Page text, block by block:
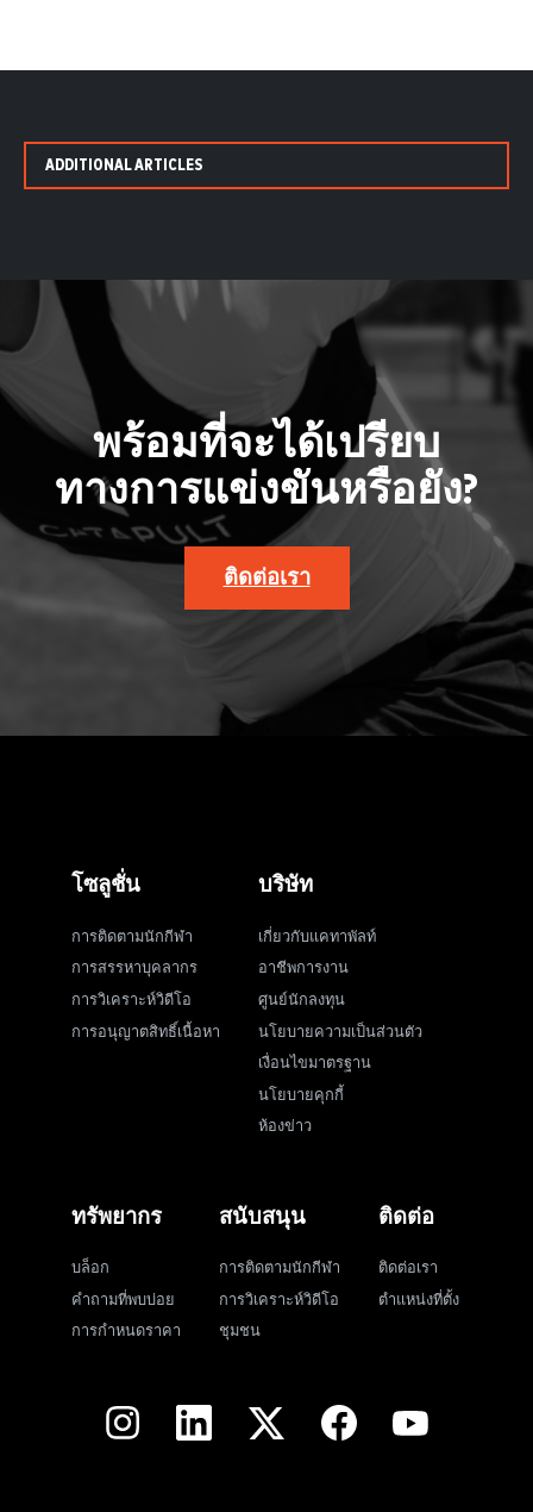
ADDITIONAL ARTICLES
พร้อมที่จะได้เปรียบ
ทางการแข่งขันหรือยัง?
ติดต่อเรา
โซลูชั่น
การติดตามนักกีฬา
การสรรหาบุคลากร
การวิเคราะห์วิดีโอ
การอนุญาตสิทธิ์เนื้อหา
บริษัท
เกี่ยวกับแคทาพัลท์
อาชีพการงาน
ศูนย์นักลงทุน
นโยบายความเป็นส่วนตัว
เงื่อนไขมาตรฐาน
นโยบายคุกกี้
ห้องข่าว
ทรัพยากร
บล็อก
คำถามที่พบบ่อย
การกำหนดราคา
สนับสนุน
การติดตามนักกีฬา
การวิเคราะห์วิดีโอ
ชุมชน
ติดต่อ
ติดต่อเรา
ตำแหน่งที่ตั้ง